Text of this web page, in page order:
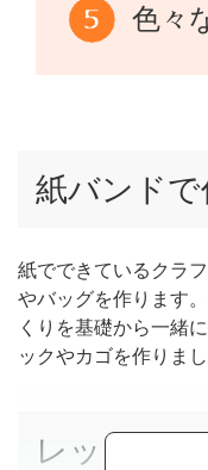
色々
紙バンドで
紙でできているクラ
やバッグを作ります
くりを基礎から一緒
ックやカゴを作りまし
レッスン内